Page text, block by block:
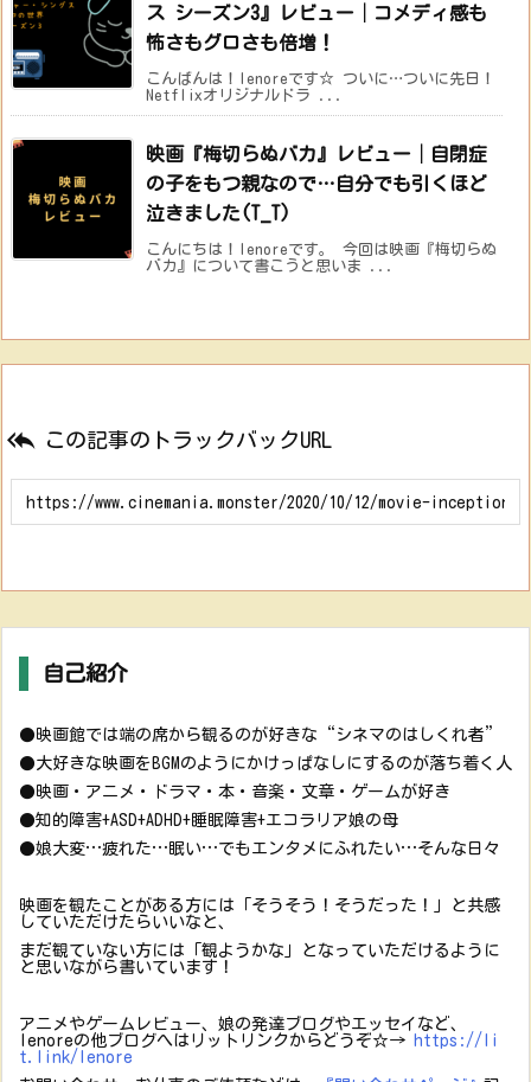
ス シーズン3』レビュー│コメディ感も
怖さもグロさも倍増！
こんばんは！lenoreです☆ ついに…ついに先日！
Netflixオリジナルドラ ...
映画『梅切らぬバカ』レビュー│自閉症
の子をもつ親なので…自分でも引くほど
泣きました(T_T)
こんにちは！lenoreです。 今回は映画『梅切らぬ
バカ』について書こうと思いま ...
 この記事のトラックバックURL
自己紹介
●映画館では端の席から観るのが好きな“シネマのはしくれ者”
●大好きな映画をBGMのようにかけっぱなしにするのが落ち着く人
●映画・アニメ・ドラマ・本・音楽・文章・ゲームが好き
●知的障害+ASD+ADHD+睡眠障害+エコラリア娘の母
●娘大変…疲れた…眠い…でもエンタメにふれたい…そんな日々
映画を観たことがある方には「そうそう！そうだった！」と共感
していただけたらいいなと、
まだ観ていない方には「観ようかな」となっていただけるように
と思いながら書いています！
アニメやゲームレビュー、娘の発達ブログやエッセイなど、
lenoreの他ブログへはリットリンクからどうぞ☆→ https://li
t.link/lenore